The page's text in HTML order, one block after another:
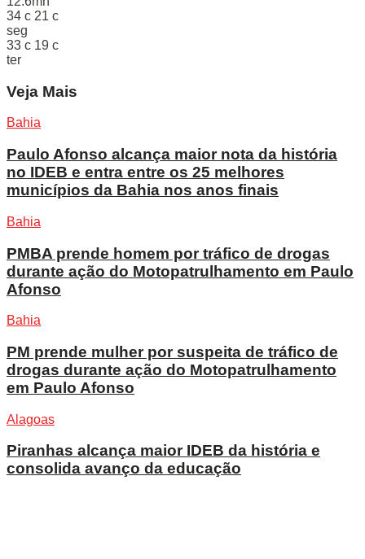
34 c 21 c
seg
33 c 19 c
ter
Veja Mais
Bahia
Paulo Afonso alcança maior nota da história
no IDEB e entra entre os 25 melhores
municípios da Bahia nos anos finais
Bahia
PMBA prende homem por tráfico de drogas
durante ação do Motopatrulhamento em Paulo
Afonso
Bahia
PM prende mulher por suspeita de tráfico de
drogas durante ação do Motopatrulhamento
em Paulo Afonso
Alagoas
Piranhas alcança maior IDEB da história e
consolida avanço da educação